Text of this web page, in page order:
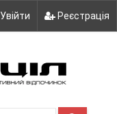
Увійти Реєстрація